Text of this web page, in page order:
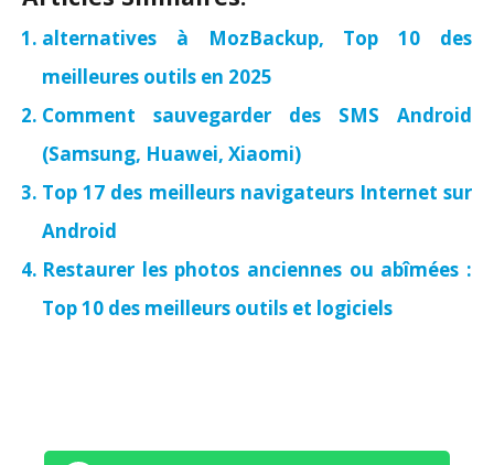
alternatives à MozBackup, Top 10 des
meilleures outils en 2025
Comment sauvegarder des SMS Android
(Samsung, Huawei, Xiaomi)
Top 17 des meilleurs navigateurs Internet sur
Android
Restaurer les photos anciennes ou abîmées :
Top 10 des meilleurs outils et logiciels